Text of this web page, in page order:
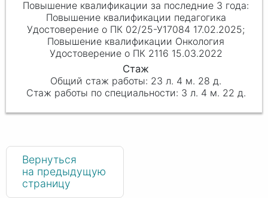
Повышение квалификации педагогика
Удостоверение о ПК 02/25-У17084 17.02.2025;
Повышение квалификации Онкология
Удостоверение о ПК 2116 15.03.2022
23 л. 4 м. 28 д.
3 л. 4 м. 22 д.
Вернуться
на предыдущую
страницу